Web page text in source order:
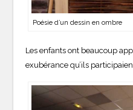
Poésie d’un dessin en ombre
Les enfants ont beaucoup
exubérance qu’ils